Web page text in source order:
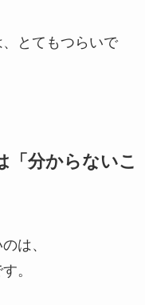
とてもつらいで
「分からないこ
は、
。